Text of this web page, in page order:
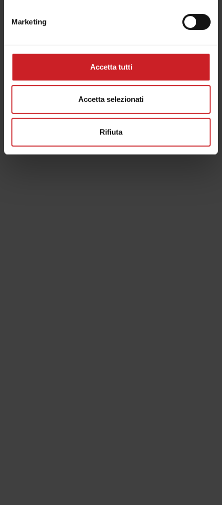
Marketing
Accetta tutti
Accetta selezionati
Rifiuta
QUEL SAPORE D'ALTRI
TEMPI...